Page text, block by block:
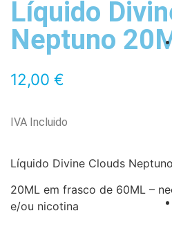
Líquido
Neptuno
12,00 €
IVA Incluido
Líquido Divine Clouds
20ML em frasco de 60ML –
e/ou nicotina